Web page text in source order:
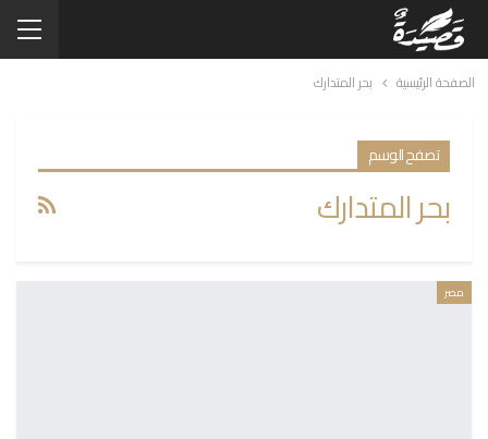
الصفحة الرئيسية بحر المتدارك
تصفح الوسم
بحر المتدارك
مصر